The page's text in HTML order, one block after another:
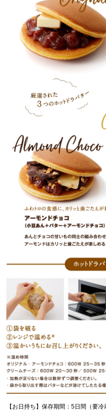
【お日持ち】保存期間：5日間（要